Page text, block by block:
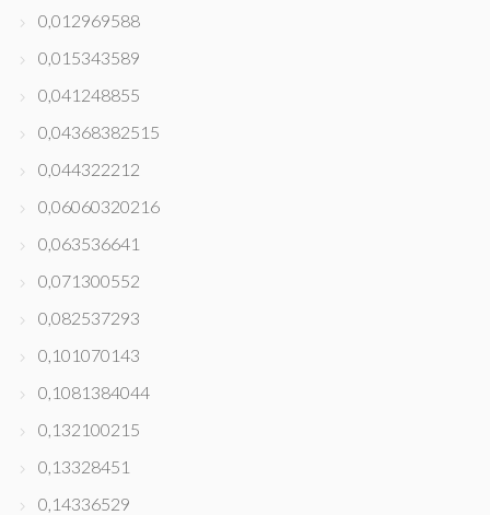
0,012969588
0,015343589
0,041248855
0,04368382515
0,044322212
0,06060320216
0,063536641
0,071300552
0,082537293
0,101070143
0,1081384044
0,132100215
0,13328451
0,14336529